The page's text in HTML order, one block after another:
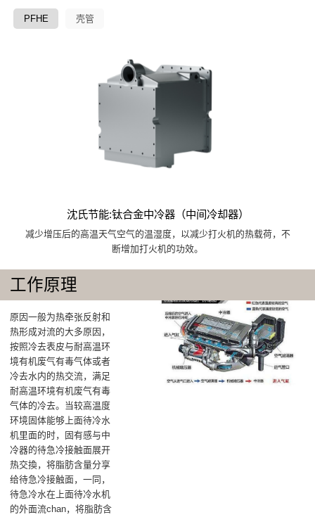
PFHE 壳管
沈氏节能:钛合金中冷器（中间冷却器）
减少增压后的高温天气空气的温湿度，以减少打火机的热载荷，不
断增加打火机的功效。
工作原理
原因一般为热牵张反射和
热形成对流的大多原因，
按照冷去表皮与耐高温环
境有机废气有毒气体或者
冷去水内的热交流，满足
耐高温环境有机废气有毒
气体的冷去‌。当较高温度
环境固体能够上面待冷水
机里面的时，固有感与中
冷器的待急冷接触面展开
热交換，将脂肪含量分享
给待急冷接触面‌，一同，
待急冷水在上面待冷水机
的外面流chan，将脂肪含